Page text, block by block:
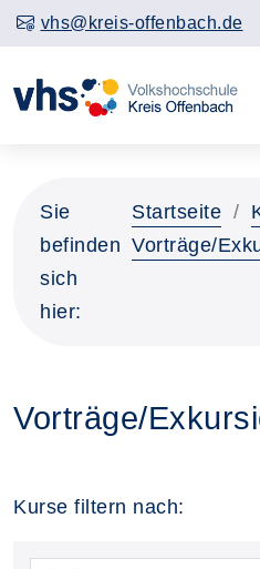
vhs@kreis-offenbach.de
Sie
befinden
sich
hier:
Startseite
Vorträge/
Vorträge/
Kurse filtern nach: